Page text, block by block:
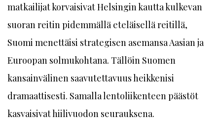
matkailijat korvaisivat Helsingin kautta kulkevan
suoran reitin pidemmällä eteläisellä reitillä,
Suomi menettäisi strategisen asemansa Aasian ja
Euroopan solmukohtana. Tällöin Suomen
kansainvälinen saavutettavuus heikkenisi
dramaattisesti. Samalla lentoliikenteen päästöt
kasvaisivat hiilivuodon seurauksena.